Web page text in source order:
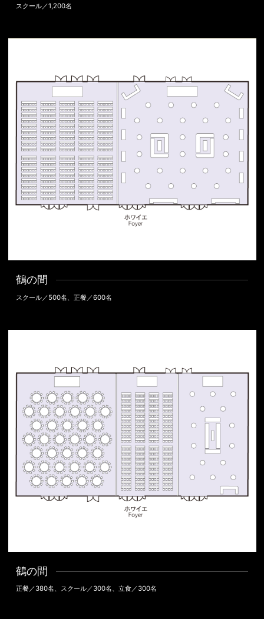
スクール／1,200名
鶴の間
スクール／500名、正餐／600名
鶴の間
正餐／380名、スクール／300名、立食／300名